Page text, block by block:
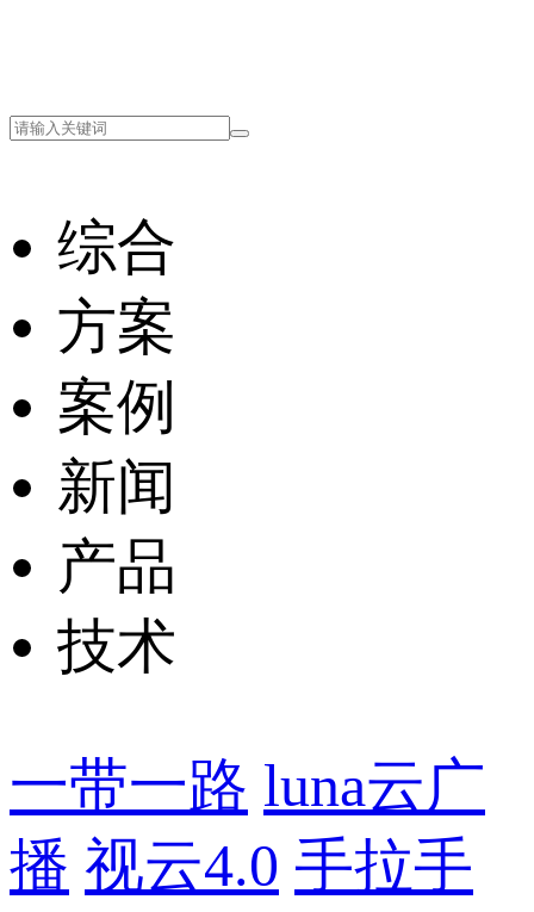
综合
方案
案例
新闻
产品
技术
一带一路 luna云广
播 视云4.0 手拉手